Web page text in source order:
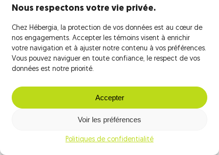
Nous respectons votre vie privée.
Chez Hébergia, la protection de vos données est au cœur de
nos engagements. Accepter les témoins visent à enrichir
votre navigation et à ajuster notre contenu à vos préférences.
Vous pouvez naviguer en toute confiance, le respect de vos
données est notre priorité.
Accepter
Voir les préférences
Politiques de confidentialité
Force majeure